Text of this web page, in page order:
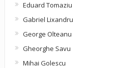
Eduard Tomaziu
Gabriel Lixandru
George Olteanu
Gheorghe Savu
Mihai Golescu